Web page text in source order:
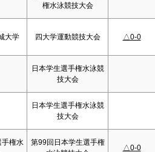
権水泳競技大会
大学 四大学運動競技大会 △0-0
日本学生選手権水泳競
技大会
日本学生選手権水泳競
技大会
手権水
第99回日本学生選手権
△0-0